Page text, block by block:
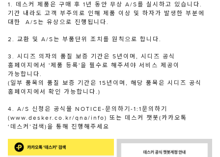
1. 데스커 제품은 구매 후 1년 동안 무상 A/S를 실시하고 있습니다.
기간 내라도 고객 부주의로 인해 제품 이상 및 하자가 발생한 부분에
대한 A/S는 유상으로 진행됩니다.
2. 교환 및 A/S는 부품단위 조치를 원칙으로 합니다.
3. 시디즈 의자의 품질 보증 기간은 5년이며, 시디즈 공식
홈페이지에서 '제품 등록'을 필수로 해주셔야 서비스 제공이
가능합니다.
(일부 품목의 품질 보증 기간은 15년이며, 해당 품목은 시디즈 공식
홈페이지에서 확인 가능합니다.)
4. A/S 신청은 공식몰 NOTICE-문의하기-1:1문의하기
(www.desker.co.kr/qna/info) 또는 데스커 챗봇(카카오톡
‘데스커’검색)을 통해 진행해주세요